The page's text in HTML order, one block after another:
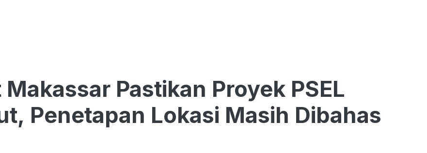
Pastikan Proyek PSEL
Penetapan Lokasi Masih Dibahas